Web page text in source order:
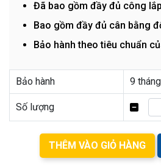
Đã bao gồm đầy đủ công
Bao gồm đầy đủ cân bằng
Bảo hành theo tiêu chuẩn
Bảo hành 9 tháng
Số lượng
THÊM VÀO GIỎ HÀNG